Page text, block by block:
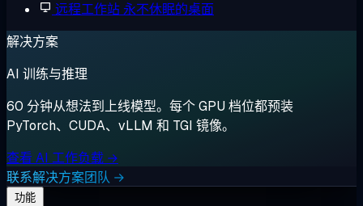
远程工作站 永不休眠的桌面
解决方案
AI 训练与推理
60 分钟从想法到上线模型。每个 GPU 档位都预装
PyTorch、CUDA、vLLM 和 TGI 镜像。
查看 AI 工作负载 →
联系解决方案团队 →